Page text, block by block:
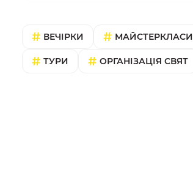
ВЕЧІРКИ МАЙСТЕРКЛАСИ
ТУРИ ОРГАНІЗАЦІЯ СВЯТ